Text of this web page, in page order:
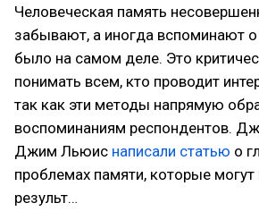
Человеческая память
забывают, а иногда вспоминают о
было на самом деле. Это
понимать всем, кто проводит
так как эти методы напрямую
воспоминаниям респондентов.
Джим Льюис написали статью о
проблемах памяти, которые могут
результ…